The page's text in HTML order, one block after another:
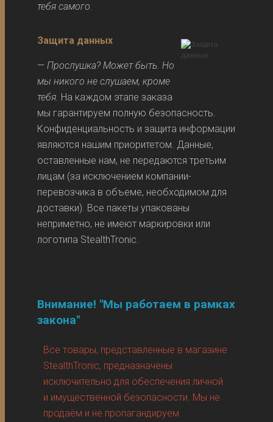
тебя самого.
Защита данных
—Прослушка? Может быть. Но
мы никого не слушаем, кроме
тебя. На каждом этапе заказа
мы гарантируем полную безопасность.
Конфиденциальность и защита информации
являются нашим приоритетом. Данные,
оставленные нам, не передаются третьим
лицам (за исключением компании-
перевозчика в объеме, необходимом для
доставки). Все пакеты упакованы
неприметно, не имеют маркировки или
логотипа StealthTronic.
Внимание! "Мы работаем в рамках
закона"
Все товары, представленные в магазине
StealthTronic, предназначены
исключительно для обеспечения личной
и имущественной безопасности. Мы не
продаём и не пропагандируем